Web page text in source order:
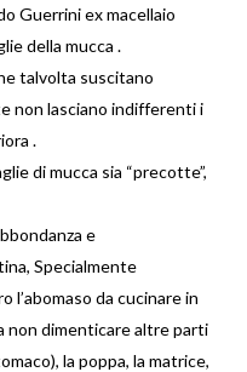
Guerrini ex macellaio
della mucca .
talvolta suscitano
non lasciano indifferenti i
.
di mucca sia “precotte”,
e
Specialmente
l’abomaso da cucinare in
non dimenticare altre parti
la poppa, la matrice,